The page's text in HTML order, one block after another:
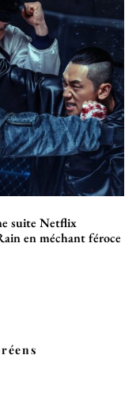
suite Netflix
en méchant féroce